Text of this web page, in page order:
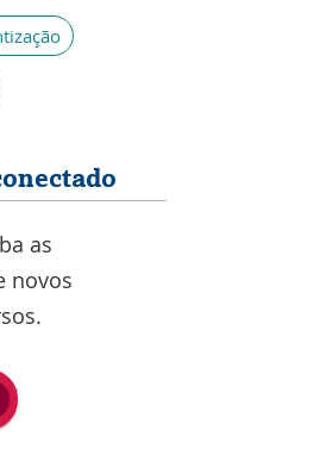
as
novos